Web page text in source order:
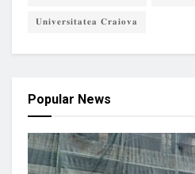
𝐔𝐧𝐢𝐯𝐞𝐫𝐬𝐢𝐭𝐚𝐭𝐞𝐚 𝐂𝐫𝐚𝐢𝐨𝐯𝐚
Popular News